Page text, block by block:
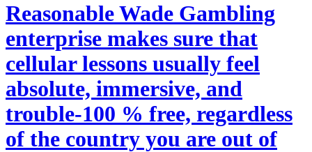
Reasonable Wade Gambling
enterprise makes sure that
cellular lessons usually feel
absolute, immersive, and
trouble-100 % free, regardless
of the country you are out of